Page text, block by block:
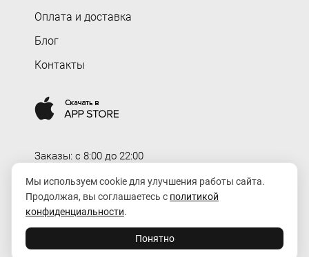
Оплата и доставка
Блог
Контакты
Заказы: c 8:00 до 22:00
Доставка: c 8:00 до 00:00
order@rozaexpress.ru
Мы используем cookie для улучшения работы сайта.
Продолжая, вы соглашаетесь с политикой
конфиденциальности.
Понятно